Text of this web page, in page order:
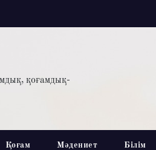
қоғамдық-
Қоғам Мәдениет Білім